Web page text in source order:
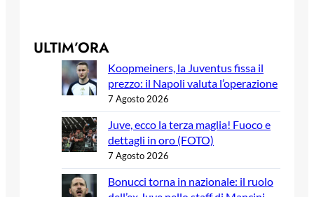
ULTIM’ORA
Koopmeiners, la Juventus fissa il
prezzo: il Napoli valuta l’operazione
7 Agosto 2026
Juve, ecco la terza maglia! Fuoco e
dettagli in oro (FOTO)
7 Agosto 2026
Bonucci torna in nazionale: il ruolo